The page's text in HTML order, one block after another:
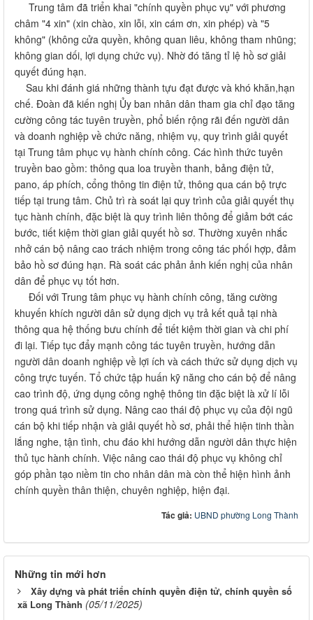
Trung tâm đã triển khai "chính quyền phục vụ" với phương
châm "4 xin" (xin chào, xin lỗi, xin cám ơn, xin phép) và "5
không" (không cửa quyền, không quan liêu, không tham nhũng;
không gian dối, lợi dụng chức vụ). Nhờ đó tăng tỉ lệ hồ sơ giải
quyết đúng hạn.
Sau khi đánh giá những thành tựu đạt được và khó khăn,hạn
chế. Đoàn đã kiến nghị Ủy ban nhân dân tham gia chỉ đạo tăng
cường công tác tuyên truyền, phổ biến rộng rãi đến người dân
và doanh nghiệp về chức năng, nhiệm vụ, quy trình giải quyết
tại Trung tâm phục vụ hành chính công. Các hình thức tuyên
truyền bao gồm: thông qua loa truyền thanh, bảng điện tử,
pano, áp phích, cổng thông tin điện tử, thông qua cán bộ trực
tiếp tại trung tâm. Chủ trì rà soát lại quy trình của giải quyết thụ
tục hành chính, đặc biệt là quy trình liên thông để giảm bớt các
bước, tiết kiệm thời gian giải quyết hồ sơ. Thường xuyên nhắc
nhở cán bộ nâng cao trách nhiệm trong công tác phối hợp, đảm
bảo hồ sơ đúng hạn. Rà soát các phản ảnh kiến nghị của nhân
dân để phục vụ tốt hơn.
Đối với Trung tâm phục vụ hành chính công, tăng cường
khuyến khích người dân sử dụng dịch vụ trả kết quả tại nhà
thông qua hệ thống bưu chính để tiết kiệm thời gian và chi phí
đi lại. Tiếp tục đẩy mạnh công tác tuyên truyền, hướng dẫn
người dân doanh nghiệp về lợi ích và cách thức sử dụng dịch vụ
công trực tuyến. Tổ chức tập huấn kỹ năng cho cán bộ để nâng
cao trình độ, ứng dụng công nghệ thông tin đặc biệt là xử lí lỗi
trong quá trình sử dụng. Nâng cao thái độ phục vụ của đội ngũ
cán bộ khi tiếp nhận và giải quyết hồ sơ, phải thể hiện tinh thần
lắng nghe, tận tình, chu đáo khi hướng dẫn người dân thực hiện
thủ tục hành chính. Việc nâng cao thái độ phục vụ không chỉ
góp phần tạo niềm tin cho nhân dân mà còn thể hiện hình ảnh
chính quyền thân thiện, chuyên nghiệp, hiện đại.
Tác giả: UBND phường Long Thành
Những tin mới hơn
Xây dựng và phát triển chính quyền điện tử, chính quyền số
xã Long Thành (05/11/2025)